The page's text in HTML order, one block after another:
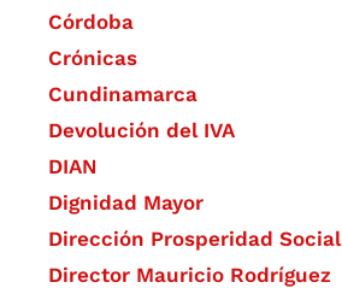
Córdoba
Crónicas
Cundinamarca
Devolución del IVA
DIAN
Dignidad Mayor
Dirección Prosperidad Social
Director Mauricio Rodríguez